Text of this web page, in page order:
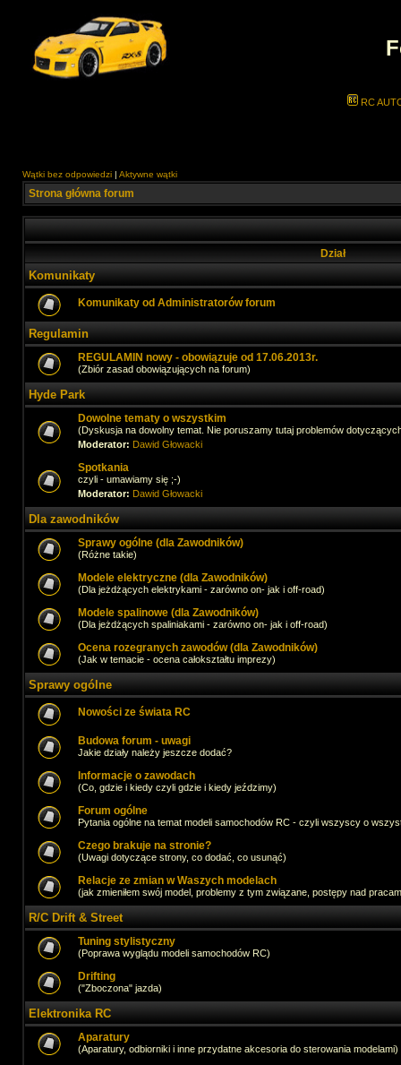
RC
Wątki bez odpowiedzi | Aktywne wątki
Strona główna forum
Dział
Komunikaty
Komunikaty od Administratorów forum
Regulamin
REGULAMIN nowy - obowiązuje od 17.06.2013r.
(Zbiór zasad obowiązujących na forum)
Hyde Park
Dowolne tematy o wszystkim
(Dyskusja na dowolny temat. Nie poruszamy tutaj problemów
Moderator: Dawid Głowacki
Spotkania
czyli - umawiamy się ;-)
Moderator: Dawid Głowacki
Dla zawodników
Sprawy ogólne (dla Zawodników)
(Różne takie)
Modele elektryczne (dla Zawodników)
(Dla jeżdżących elektrykami - zarówno on- jak i off-road)
Modele spalinowe (dla Zawodników)
(Dla jeżdżących spaliniakami - zarówno on- jak i off-road)
Ocena rozegranych zawodów (dla Zawodników)
(Jak w temacie - ocena całokształtu imprezy)
Sprawy ogólne
Nowości ze świata RC
Budowa forum - uwagi
Jakie działy należy jeszcze dodać?
Informacje o zawodach
(Co, gdzie i kiedy czyli gdzie i kiedy jeździmy)
Forum ogólne
Pytania ogólne na temat modeli samochodów RC - czyli wszyscy o
Czego brakuje na stronie?
(Uwagi dotyczące strony, co dodać, co usunąć)
Relacje ze zmian w Waszych modelach
(jak zmieniłem swój model, problemy z tym związane, postępy nad
R/C Drift & Street
Tuning stylistyczny
(Poprawa wyglądu modeli samochodów RC)
Drifting
("Zboczona" jazda)
Elektronika RC
Aparatury
(Aparatury, odbiorniki i inne przydatne akcesoria do sterowania modelami)